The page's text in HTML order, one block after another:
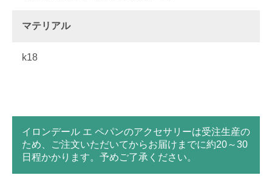
マテリアル
k18
イロンデール エ ペパンのアクセサリーは受注生産の
ため、ご注文いただいてからお届けまでに約20～30
日程かかります。予めご了承ください。